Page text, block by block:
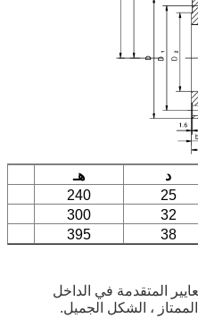
د
هـ
25
240
32
300
38
395
المتقدمة في الداخل
الممتاز ، الشكل الجميل.